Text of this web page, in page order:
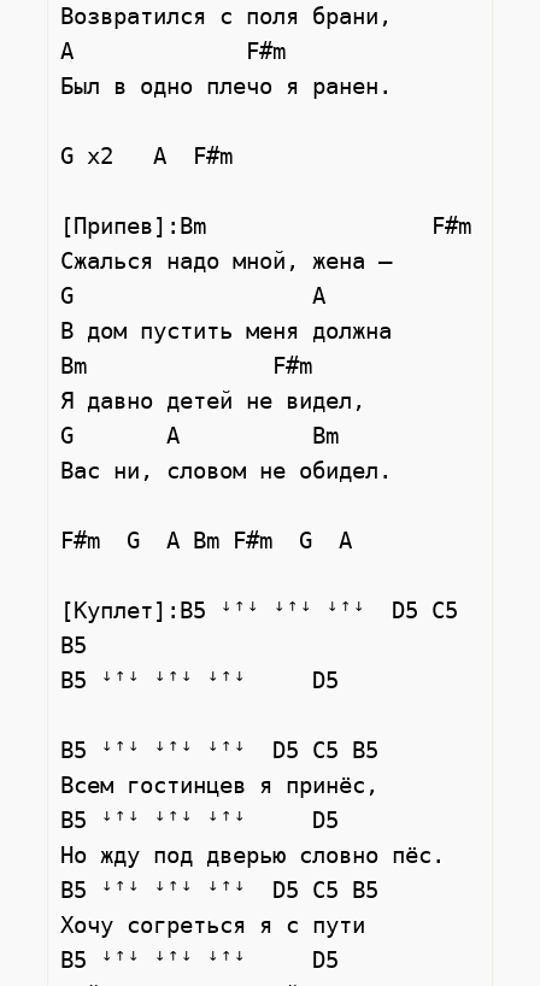
Возвратился с поля брани,
A             F#m
Был в одно плечо я ранен.
G x2   A  F#m
[Припев]:Bm                 F#m
Сжалься надо мной, жена –
G                  A
В дом пустить меня должна
Bm              F#m
Я давно детей не видел,
G       A          Bm
Вас ни, словом не обидел.
F#m  G  A Bm F#m  G  A
[Куплет]:B5 ꜜꜛꜜ ꜜꜛꜜ ꜜꜛꜜ  D5 C5
B5
B5 ꜜꜛꜜ ꜜꜛꜜ ꜜꜛꜜ     D5
B5 ꜜꜛꜜ ꜜꜛꜜ ꜜꜛꜜ  D5 C5 B5
Всем гостинцев я принёс,
B5 ꜜꜛꜜ ꜜꜛꜜ ꜜꜛꜜ     D5
Но жду под дверью словно пёс.
B5 ꜜꜛꜜ ꜜꜛꜜ ꜜꜛꜜ  D5 C5 B5
Хочу согреться я с пути
B5 ꜜꜛꜜ ꜜꜛꜜ ꜜꜛꜜ     D5